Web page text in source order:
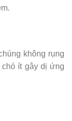
không rụng
ít gây dị ứng